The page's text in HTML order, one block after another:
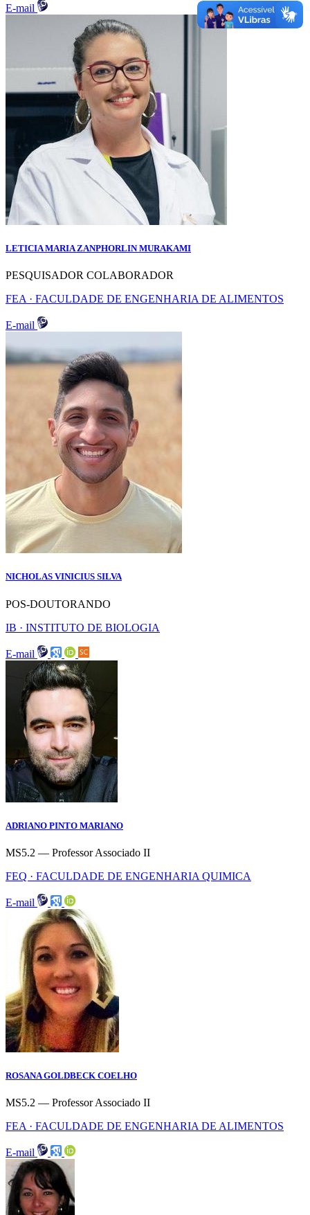
E-mail
LETICIA MARIA ZANPHORLIN MURAKAMI
PESQUISADOR COLABORADOR
FEA · FACULDADE DE ENGENHARIA DE ALIMENTOS
E-mail
NICHOLAS VINICIUS SILVA
POS-DOUTORANDO
IB · INSTITUTO DE BIOLOGIA
E-mail
ADRIANO PINTO MARIANO
MS5.2 — Professor Associado II
FEQ · FACULDADE DE ENGENHARIA QUIMICA
E-mail
ROSANA GOLDBECK COELHO
MS5.2 — Professor Associado II
FEA · FACULDADE DE ENGENHARIA DE ALIMENTOS
E-mail